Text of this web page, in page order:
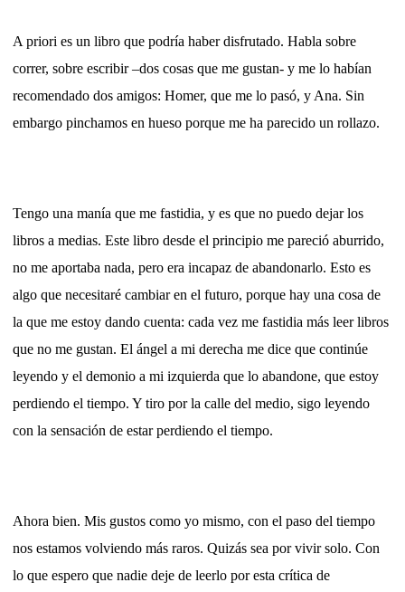
A priori es un libro que podría haber disfrutado. Habla sobre
correr, sobre escribir –dos cosas que me gustan- y me lo habían
recomendado dos amigos: Homer, que me lo pasó, y Ana. Sin
embargo pinchamos en hueso porque me ha parecido un rollazo.
Tengo una manía que me fastidia, y es que no puedo dejar los
libros a medias. Este libro desde el principio me pareció aburrido,
no me aportaba nada, pero era incapaz de abandonarlo. Esto es
algo que necesitaré cambiar en el futuro, porque hay una cosa de
la que me estoy dando cuenta: cada vez me fastidia más leer libros
que no me gustan. El ángel a mi derecha me dice que continúe
leyendo y el demonio a mi izquierda que lo abandone, que estoy
perdiendo el tiempo. Y tiro por la calle del medio, sigo leyendo
con la sensación de estar perdiendo el tiempo.
Ahora bien. Mis gustos como yo mismo, con el paso del tiempo
nos estamos volviendo más raros. Quizás sea por vivir solo. Con
lo que espero que nadie deje de leerlo por esta crítica de